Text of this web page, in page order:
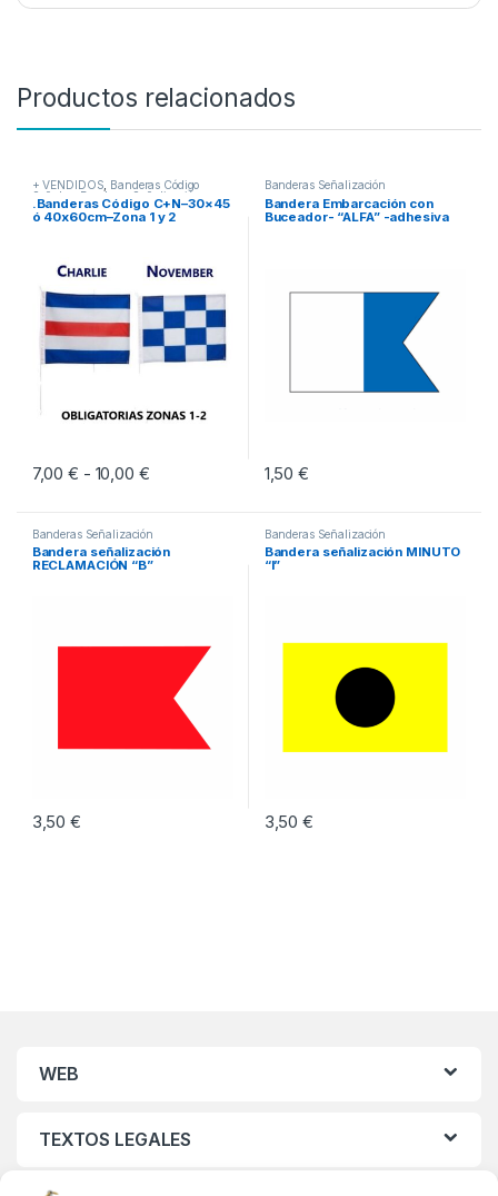
Productos relacionados
+ VENDIDOS
Banderas Código
Señales
Banderas Señalización
.Banderas Código C+N–30×45
ó 40x60cm–Zona 1 y 2
7,00€ - 10,00 €Rango de precios: desde 7,00 € hasta 10,00 €
Este producto tiene múltiples variantes. Las opciones se pueden
Banderas Señalización
Bandera Embarcación con
Buceador- “ALFA” -adhesiva
1,50€
Banderas Señalización
Bandera señalización
RECLAMACIÓN “B”
3,50€
Banderas Señalización
Bandera señalización MINUTO
“I”
3,50€
WEB
TEXTOS LEGALES